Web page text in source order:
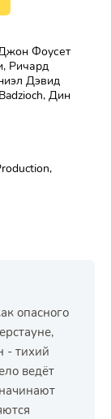
Фоусет
Ричард
Дэвид
Дин
опасного
- тихий
ведёт